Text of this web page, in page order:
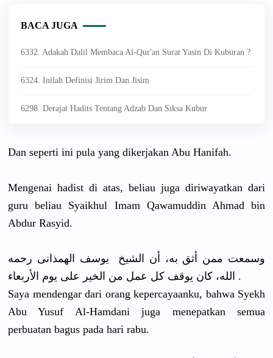
BACA JUGA
6332. Adakah Dalil Membaca Al-Qur'an Surat Yasin Di Kuburan ?
6324. Inilah Definisi Jirim Dan Jisim
6298. Derajat Hadits Tentang Adzab Dan Siksa Kubur
Dan seperti ini pula yang dikerjakan Abu Hanifah.
Mengenai hadist di atas, beliau juga diriwayatkan dari
guru beliau Syaikhul Imam QawamuddinAhmad bin
Abdur Rasyid.
ﻭﺳﻤﻌﺖ ﻣﻤﻦ ﺃﺛﻖ ﺑﻪ، ﺃﻥ ﺍﻟﺸﻴﺦ ﻳﻮﺳﻒ ﺍﻟﻬﻤﺬﺍﻧﻰ ﺭﺣﻤﻪ
ﺍﻟﻠﻪ، ﻛﺎﻥ ﻳﻮﻗﻒ ﻛﻞ ﻋﻤﻞ ﻣﻦ ﺍﻟﺨﻴﺮ ﻋﻠﻰ ﻳﻮﻡ ﺍﻷﺭﺑﻌﺎﺀ .
Saya mendengar dari orang kepercayaanku, bahwa Syekh
Abu Yusuf Al-Hamdanijuga menepatkansemua
perbuatan bagus pada hari rabu.